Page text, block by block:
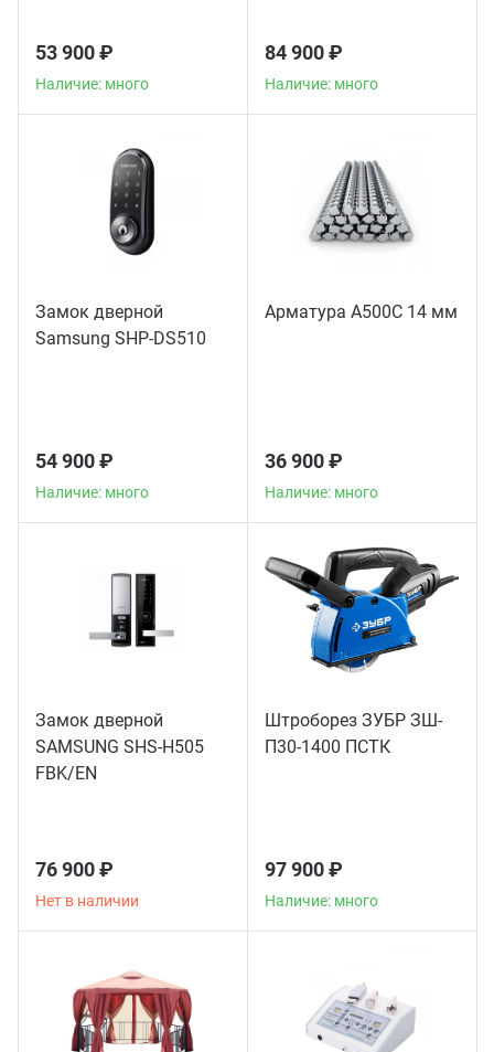
53 900 ₽
Наличие: много
84 900 ₽
Наличие: много
Замок дверной
Samsung SHP-DS510
54 900 ₽
Наличие: много
Арматура А500С 14 мм
36 900 ₽
Наличие: много
Замок дверной
SAMSUNG SHS-H505
FBK/EN
76 900 ₽
Нет в наличии
Штроборез ЗУБР ЗШ-
П30-1400 ПСТК
97 900 ₽
Наличие: много